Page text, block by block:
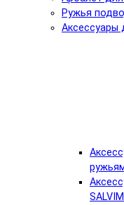
Ружья
Аксессуары